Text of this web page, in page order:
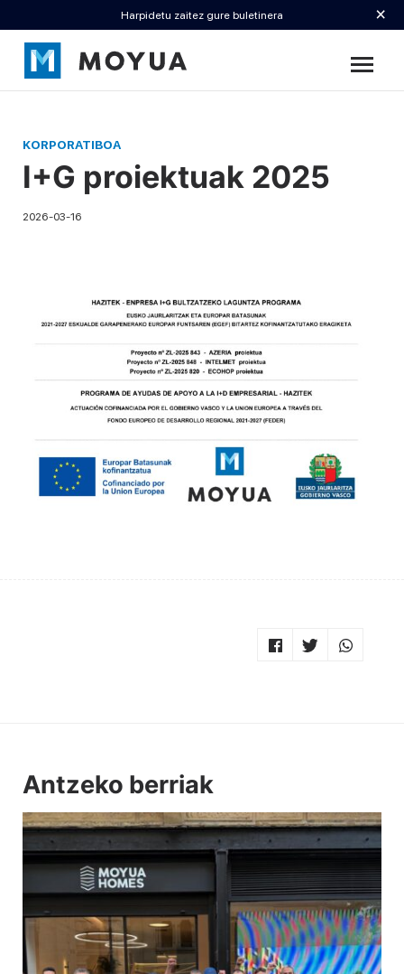
Harpidetu zaitez gure buletinera ×
KORPORATIBOA
I+G proiektuak 2025
2026-03-16
Antzeko berriak